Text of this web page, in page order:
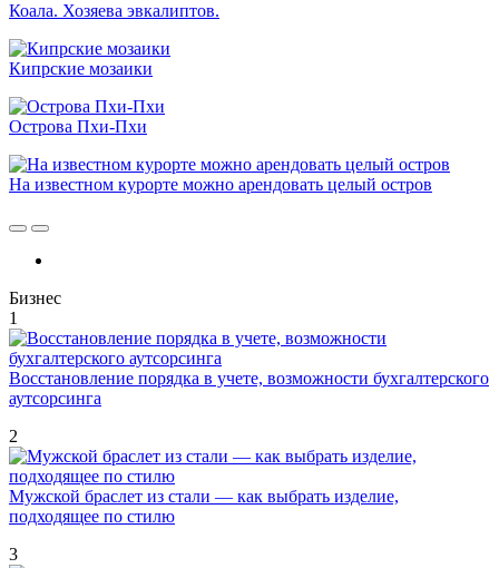
Коала. Хозяева эвкалиптов.
Кипрские мозаики
Острова Пхи-Пхи
На известном курорте можно арендовать целый остров
Бизнес
1
Восстановление порядка в учете, возможности бухгалтерского
аутсорсинга
2
Мужской браслет из стали — как выбрать изделие,
подходящее по стилю
3